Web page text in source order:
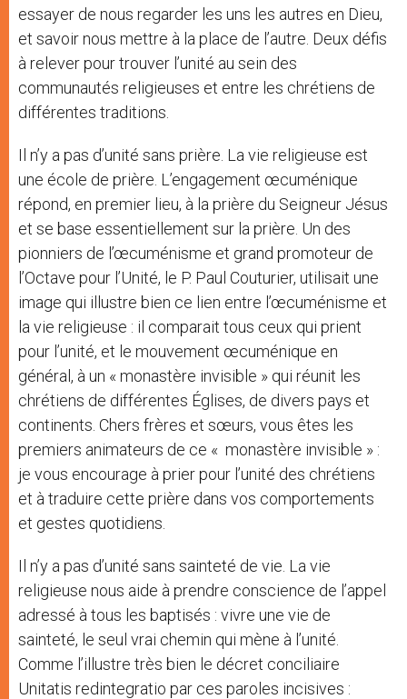
essayer de nous regarder les uns les autres en Dieu,
et savoir nous mettre à la place de l’autre. Deux défis
à relever pour trouver l’unité au sein des
communautés religieuses et entre les chrétiens de
différentes traditions.
Il n’y a pas d’unité sans prière. La vie religieuse est
une école de prière. L’engagement œcuménique
répond, en premier lieu, à la prière du Seigneur Jésus
et se base essentiellement sur la prière. Un des
pionniers de l’œcuménisme et grand promoteur de
l’Octave pour l’Unité, le P. Paul Couturier, utilisait une
image qui illustre bien ce lien entre l’œcuménisme et
la vie religieuse : il comparait tous ceux qui prient
pour l’unité, et le mouvement œcuménique en
général, à un « monastère invisible » qui réunit les
chrétiens de différentes Églises, de divers pays et
continents. Chers frères et sœurs, vous êtes les
premiers animateurs de ce « monastère invisible » :
je vous encourage à prier pour l’unité des chrétiens
et à traduire cette prière dans vos comportements
et gestes quotidiens.
Il n’y a pas d’unité sans sainteté de vie. La vie
religieuse nous aide à prendre conscience de l’appel
adressé à tous les baptisés : vivre une vie de
sainteté, le seul vrai chemin qui mène à l’unité.
Comme l’illustre très bien le décret conciliaire
Unitatis redintegratio par ces paroles incisives :